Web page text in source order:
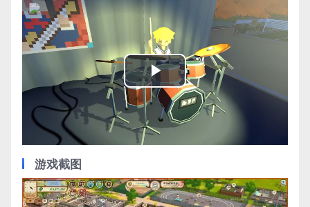
Play
Video
游戏截图